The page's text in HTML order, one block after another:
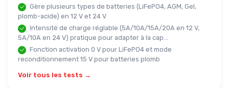
Gère plusieurs types de batteries (LiFePO4, AGM, Gel,
plomb-acide) en 12 V et 24 V
Intensité de charge réglable (5A/10A/15A/20A en 12 V,
5A/10A en 24 V) pratique pour adapter à la cap...
Fonction activation 0 V pour LiFePO4 et mode
reconditionnement 15 V pour batteries plomb
Voir tous les tests →